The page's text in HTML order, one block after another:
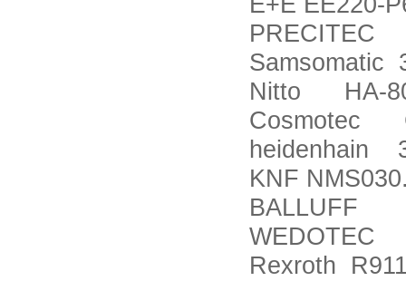
PRECITEC
Samsomatic
Nitto HA-
Cosmotec
heidenhain
KNF
BALLUFF
WEDOTEC
Rexroth